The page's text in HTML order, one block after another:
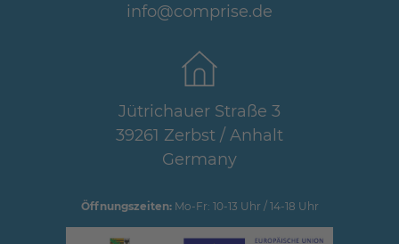
info@comprise.de
Jütrichauer Straße 3
39261 Zerbst / Anhalt
Germany
Öffnungszeiten:Mo-Fr: 10-13 Uhr / 14-18 Uhr